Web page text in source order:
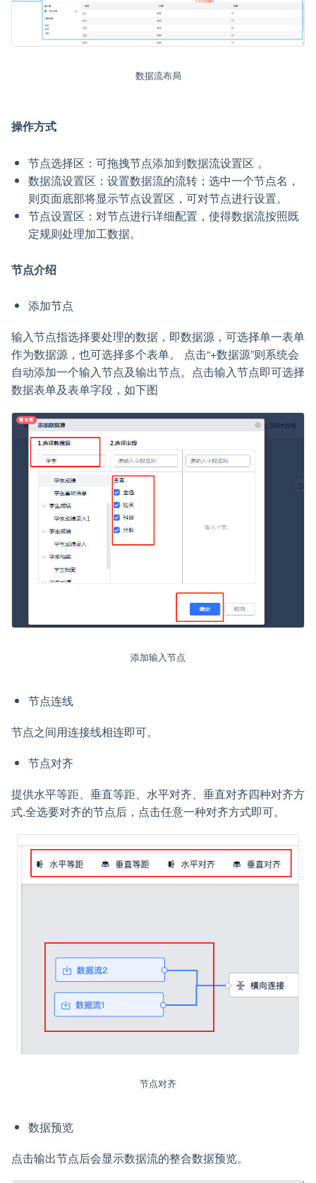
数据流布局
操作方式
节点选择区：可拖拽节点添加到数据流设置区 。
数据流设置区：设置数据流的流转；选中一个节点名，
则页面底部将显示节点设置区，可对节点进行设置。
节点设置区：对节点进行详细配置，使得数据流按照既
定规则处理加工数据。
节点介绍
添加节点
输入节点指选择要处理的数据，即数据源，可选择单一表单
作为数据源，也可选择多个表单。 点击“+数据源”则系统会
自动添加一个输入节点及输出节点。点击输入节点即可选择
数据表单及表单字段，如下图
添加输入节点
节点连线
节点之间用连接线相连即可。
节点对齐
提供水平等距、垂直等距、水平对齐、垂直对齐四种对齐方
式.全选要对齐的节点后，点击任意一种对齐方式即可。
节点对齐
数据预览
点击输出节点后会显示数据流的整合数据预览。